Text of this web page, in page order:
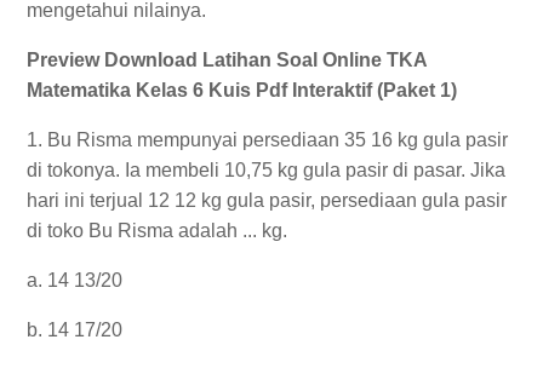
mengetahui nilainya.
Preview Download Latihan Soal Online TKA
Matematika Kelas 6 Kuis Pdf Interaktif (Paket 1)
1. Bu Risma mempunyai persediaan 35 16 kg gula pasir
di tokonya. Ia membeli 10,75 kg gula pasir di pasar. Jika
hari ini terjual 12 12 kg gula pasir, persediaan gula pasir
di toko Bu Risma adalah ... kg.
a. 14 13/20
b. 14 17/20